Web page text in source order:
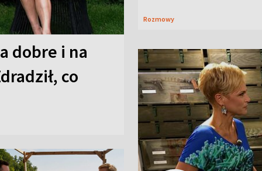
dobre i na
co
Rozmowy